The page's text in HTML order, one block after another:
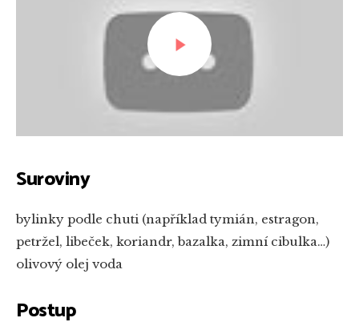
PŘEHRÁT ZNOVU
Suroviny
bylinky podle chuti (například tymián, estragon,
petržel, libeček, koriandr, bazalka, zimní cibulka…)
olivový olej voda
Postup